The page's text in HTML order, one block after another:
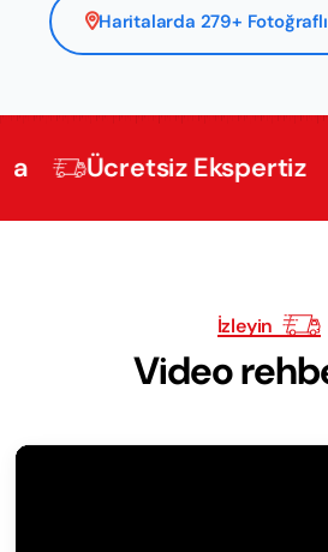
Haritalarda 279+
Ücretsiz Ekspertiz
İzleyin
Video